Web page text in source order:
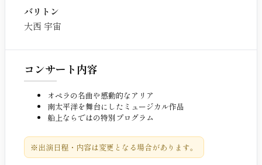
バリトン
大西 宇宙
コンサート内容
オペラの名曲や感動的なアリア
南太平洋を舞台にしたミュージカル作品
船上ならではの特別プログラム
※出演日程・内容は変更となる場合があります。